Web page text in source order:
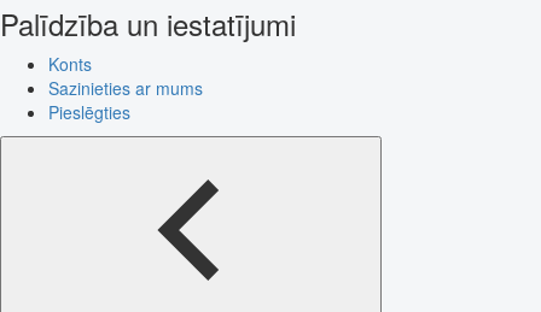
Palīdzība un iestatījumi
Konts
Sazinieties ar mums
Pieslēgties